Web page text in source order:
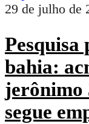
29 de julho de
Pesquisa
bahia:
jerônimo
segue